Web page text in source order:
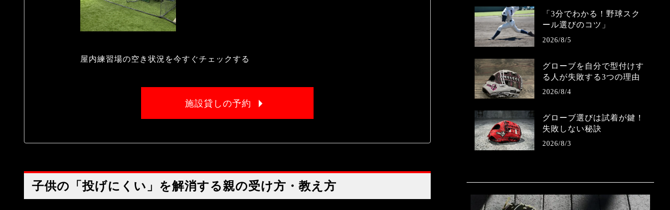
屋内練習場の空き状況を今すぐチェックする
施設貸しの予約
子供の「投げにくい」を解消する親の受け方・教え方
「3分でわかる！野球スク
ール選びのコツ」
2026/8/5
グローブを自分で型付けす
る人が失敗する3つの理由
2026/8/4
グローブ選びは試着が鍵！
失敗しない秘訣
2026/8/3